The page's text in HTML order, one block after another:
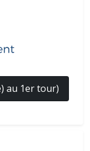
au 1er tour)